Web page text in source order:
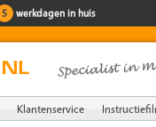
5 werkdagen in huis
Klantenservice